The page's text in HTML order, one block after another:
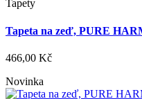
Tapety
Tapeta na zeď, PURE
466,00 Kč
Novinka